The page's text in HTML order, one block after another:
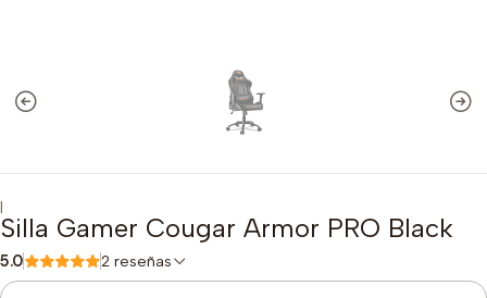
|
Silla Gamer Cougar Armor PRO Black
5.0 2 reseñas